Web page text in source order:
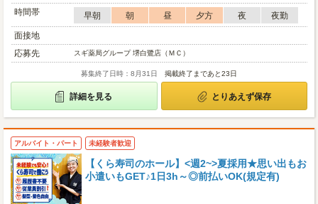
時間帯
早朝 朝 昼 夕方 夜
夜勤
面接地
応募先
スギ薬局グループ 堺白鷺店（ＭＣ）
募集終了日時：8月31日 掲載終了まであと23日
詳細を見る とりあえず保存
アルバイト・パート 未経験者歓迎
【くら寿司のホール】<週2~>夏採用★思い出もお
小遣いもGET♪1日3h～◎前払いOK(規定有)